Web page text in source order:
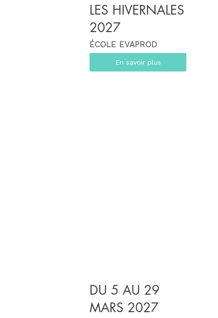
LES HIVERNALES
2027
ÉCOLE EVAPROD
En savoir plus
DU 5 AU 29
MARS 2027